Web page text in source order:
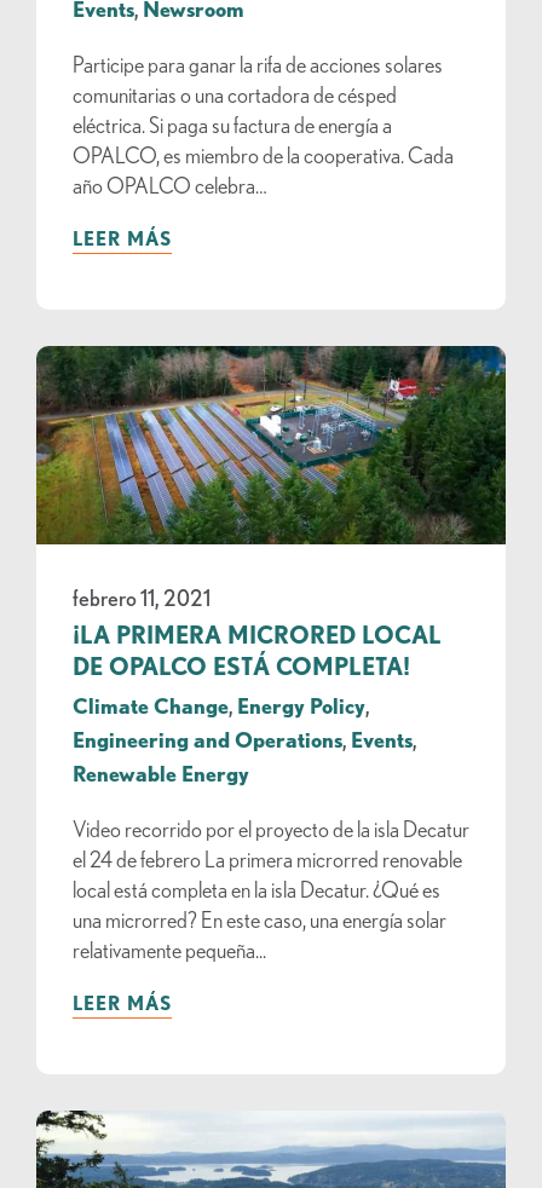
Events Newsroom
Participe para ganar la rifa de acciones solares
comunitarias o una cortadora de césped
eléctrica. Si paga su factura de energía a
OPALCO, es miembro de la cooperativa. Cada
año OPALCO celebra…
LEER MÁS
febrero 11, 2021
¡LA PRIMERA MICRORED LOCAL
DE OPALCO ESTÁ COMPLETA!
Climate Change Energy Policy
Engineering and Operations Events
Renewable Energy
Video recorrido por el proyecto de la isla Decatur
el 24 de febrero La primera microrred renovable
local está completa en la isla Decatur. ¿Qué es
una microrred? En este caso, una energía solar
relativamente pequeña...
LEER MÁS